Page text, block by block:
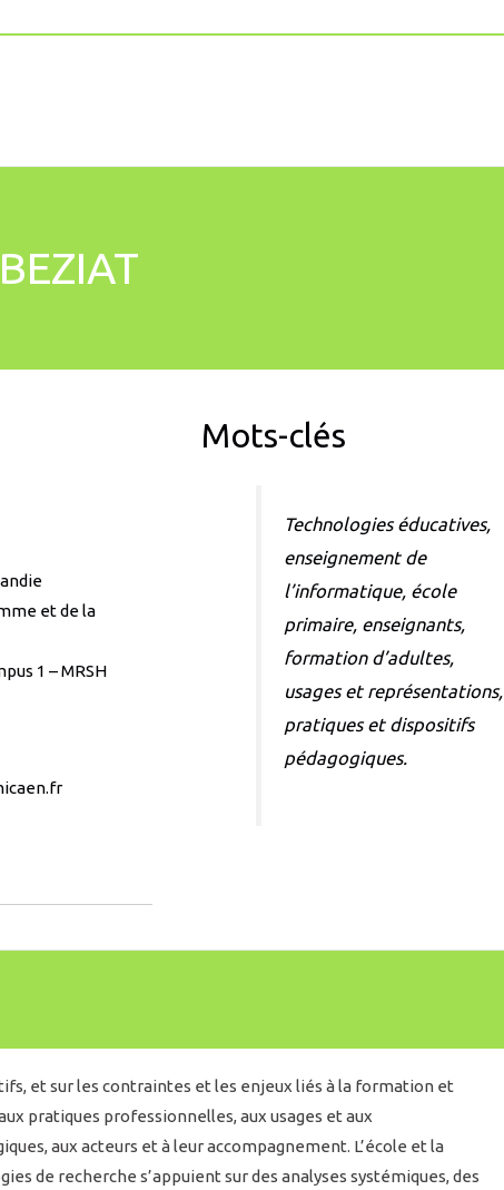
et de la
1 – MRSH
Mots-clés
Technologies éducatives,
enseignement de
l’informatique, école
primaire, enseignants,
formation d’adultes,
usages et représentations,
pratiques et dispositifs
pédagogiques.
et sur les contraintes et les enjeux liés à la formation et
pratiques professionnelles, aux usages et aux
aux acteurs et à leur accompagnement. L’école et la
de recherche s’appuient sur des analyses systémiques, des